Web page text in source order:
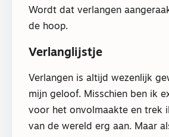
Wordt dat verlangen
de hoop.
Verlanglijstje
Verlangen is altijd wezenlijk
mijn geloof. Misschien ben ik
voor het onvolmaakte en trek
van de wereld erg aan. Maar